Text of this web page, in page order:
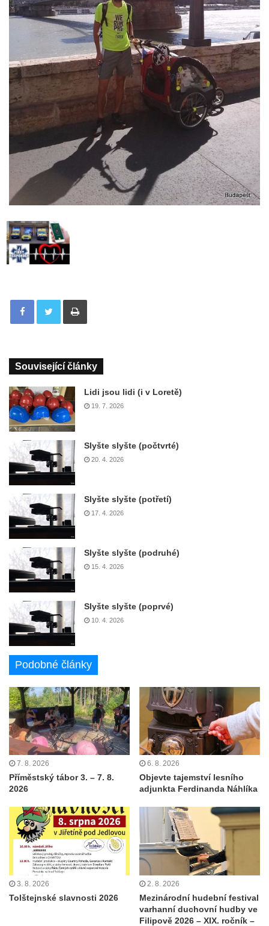
Tisknout
Související články
Lidi jsou lidi (i v Loretě)
19. 7. 2026
Slyšte slyšte (počtvrté)
20. 4. 2026
Slyšte slyšte (potřetí)
17. 4. 2026
Slyšte slyšte (podruhé)
15. 4. 2026
Slyšte slyšte (poprvé)
10. 4. 2026
Podobné články
7. 8. 2026
Příměstský tábor 3. – 7. 8.
2026
6. 8. 2026
Objevte tajemství lesního
adjunkta Ferdinanda Náhlíka
3. 8. 2026
Tolštejnské slavnosti 2026
2. 8. 2026
Mezinárodní hudební festival
varhanní duchovní hudby ve
Filipově 2026 – XIX. ročník –